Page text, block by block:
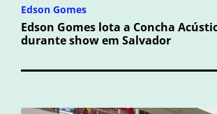
Edson Gomes
Edson Gomes lota a Concha
durante show em Salvador